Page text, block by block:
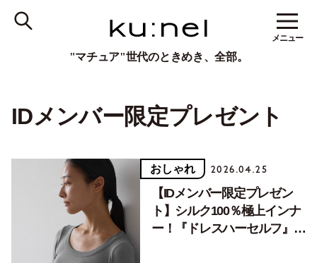
"マチュア"世代のときめき、全部。
メニュー
IDメンバー限定プレゼント
おしゃれ 2026.04.25
【IDメンバー限定プレゼン
ト】シルク100％極上インナ
ー！『ドレスハーセルフ』の